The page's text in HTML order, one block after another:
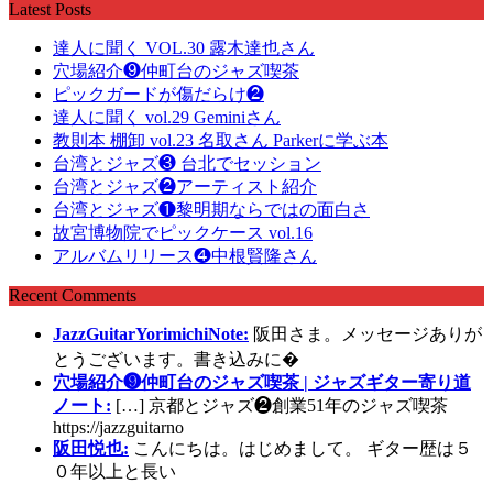
Latest Posts
達人に聞く VOL.30 露木達也さん
穴場紹介❾仲町台のジャズ喫茶
ピックガードが傷だらけ❷
達人に聞く vol.29 Geminiさん
教則本 棚卸 vol.23 名取さん Parkerに学ぶ本
台湾とジャズ❸ 台北でセッション
台湾とジャズ❷アーティスト紹介
台湾とジャズ❶黎明期ならではの面白さ
故宮博物院でピックケース vol.16
アルバムリリース❹中根賢隆さん
Recent Comments
JazzGuitarYorimichiNote: 阪田さま。メッセージありが
とうございます。書き込みに�
穴場紹介❾仲町台のジャズ喫茶 | ジャズギター寄り道
ノート: […] 京都とジャズ❷創業51年のジャズ喫茶
https://jazzguitarno
阪田悦也: こんにちは。はじめまして。 ギター歴は５
０年以上と長い